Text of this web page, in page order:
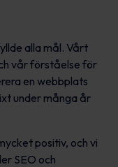
alla mål. Vårt
vår förståelse för
en webbplats
under många år
positiv, och vi
SEO och